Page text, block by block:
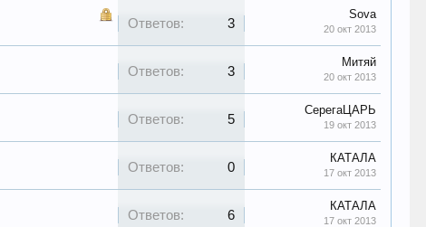
Ответов: 3
Sova
20 окт 2013
Ответов: 3
Митяй
20 окт 2013
Ответов: 5
СерегаЦАРЬ
19 окт 2013
Ответов: 0
КАТАЛА
17 окт 2013
Ответов: 6
КАТАЛА
17 окт 2013